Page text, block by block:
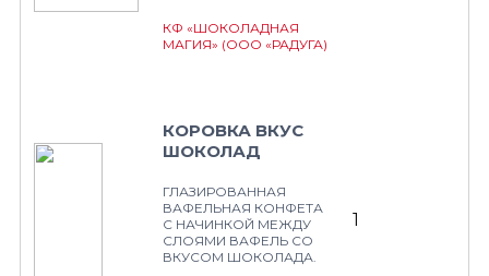
КФ «ШОКОЛАДНАЯ
МАГИЯ» (ООО «РАДУГА)
КОРОВКА ВКУС
ШОКОЛАД
ГЛАЗИРОВАННАЯ
ВАФЕЛЬНАЯ КОНФЕТА
С НАЧИНКОЙ МЕЖДУ
СЛОЯМИ ВАФЕЛЬ СО
ВКУСОМ ШОКОЛАДА.
1